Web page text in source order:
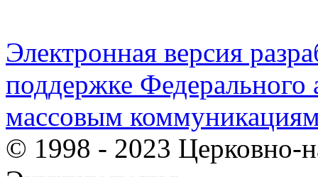
Электронная версия
поддержке Федерального
массовым
© 1998 - 2023 Церковно-